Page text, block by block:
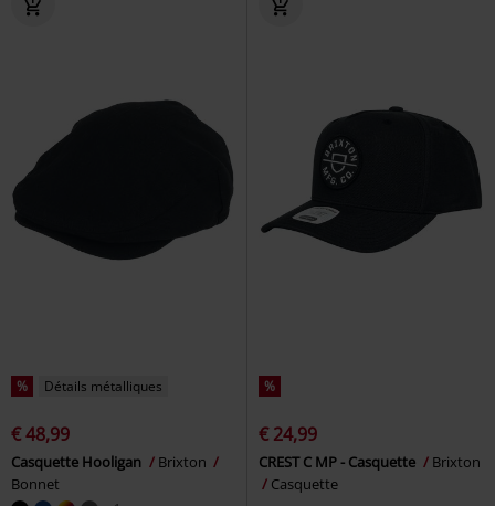
% Détails métalliques
€ 48,99
Casquette Hooligan
Brixton
Bonnet
%
€ 24,99
CREST C MP - Casquette
Brixton
Casquette